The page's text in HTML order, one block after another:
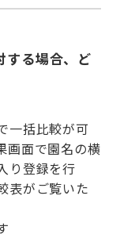
する場合、ど
一括比較が可
画面で園名の横
り登録を行
表がご覧いた